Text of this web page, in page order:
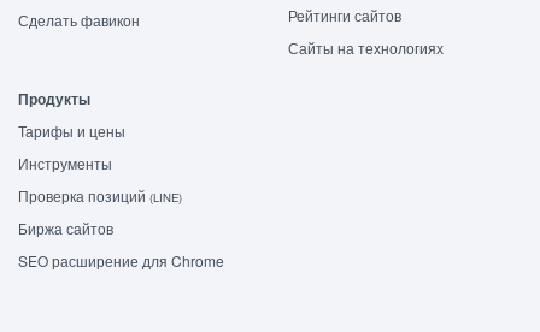
Сделать фавикон
Рейтинги сайтов
Сайты на технологиях
Продукты
Тарифы и цены
Инструменты
Проверка позиций (LINE)
Биржа сайтов
SEO расширение для Chrome